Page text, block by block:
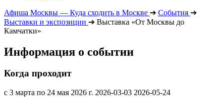
Афиша Москвы — Куда сходить в Москве ➔ События ➔
Выставки и экспозиции ➔ Выставка «От Москвы до
Камчатки»
Информация о событии
Когда проходит
с 3 марта по 24 мая 2026 г. 2026-03-03 2026-05-24